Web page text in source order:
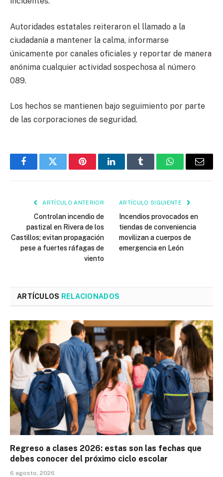
Autoridades estatales reiteraron el llamado a la
ciudadanía a mantener la calma, informarse
únicamente por canales oficiales y reportar de manera
anónima cualquier actividad sospechosa al número
089.
Los hechos se mantienen bajo seguimiento por parte
de las corporaciones de seguridad.
FacebookTwitter PinterestLinkedInTumblr WhatsAppEmail
ARTÍCULO ANTERIOR
Controlan incendio de
pastizal en Rivera de los
Castillos; evitan propagación
pese a fuertes ráfagas de
viento
ARTÍCULO SIGUIENTE
Incendios provocados en
tiendas de conveniencia
movilizan a cuerpos de
emergencia en León
ARTÍCULOS RELACIONADOS
Regreso a clases 2026: estas son las fechas que
debes conocer del próximo ciclo escolar
6 agosto, 2026